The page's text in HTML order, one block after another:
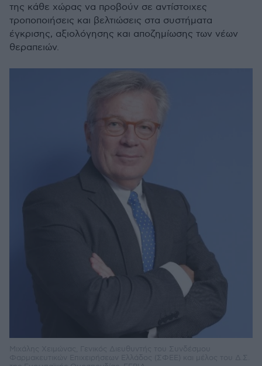
της κάθε χώρας να προβούν σε αντίστοιχες
τροποποιήσεις και βελτιώσεις στα συστήματα
έγκρισης, αξιολόγησης και αποζημίωσης των νέων
θεραπειών.